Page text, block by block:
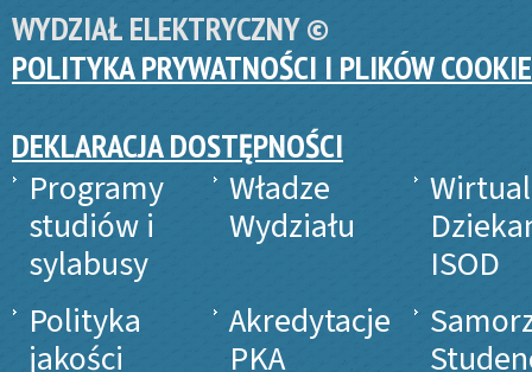
WYDZIAŁ ELEKTRYCZNY ©
POLITYKA PRYWATNOŚCI I PLIKÓW
DEKLARACJA DOSTĘPNOŚCI
Programy
studiów i
sylabusy
Władze
Wydziału
ISOD
Polityka
jakości
Akredytacje
PKA